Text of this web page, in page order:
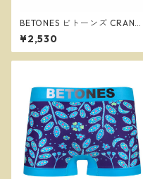
BETONES ビトーンズ CRANE
BLOOM BLUE メンズ フリー
サイズ ボクサーパンツ ※ネコ
ポスで送料無料※
¥2,530